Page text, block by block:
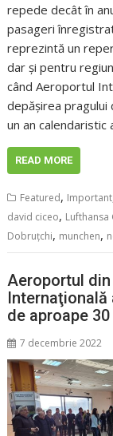
repede decât în
pasageri
reprezintă un
dar şi pentru
când Aeroportul
depăşirea
un an
READ MORE
Featured, Important
david ciceo, Lufthansa
Dobruțchi, munchen,
Aeroportul
de aproape
7 decembrie 2022